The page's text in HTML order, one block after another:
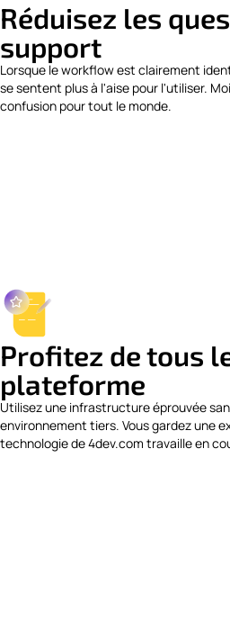
Réduisez les
support
Lorsque le workflow est clairement
se sentent plus à l'aise pour l'utiliser.
confusion pour tout le monde.
Profitez de tous
plateforme
Utilisez une infrastructure éprouvée
environnement tiers. Vous gardez une
technologie de 4dev.com travaille en